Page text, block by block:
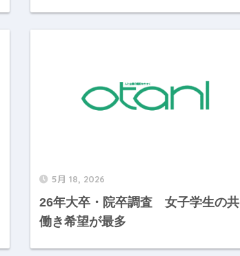
5月 18, 2026
26年大卒・院卒調査 女子学生の共
働き希望が最多